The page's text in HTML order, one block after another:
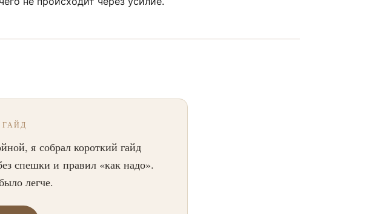
я собрал короткий гайд
спешки и правил «как надо».
легче.